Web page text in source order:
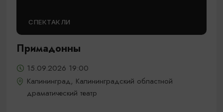
СПЕКТАКЛИ
Примадонны
15.09.2026 19:00
Калининград, Калининградский областной
драматический театр